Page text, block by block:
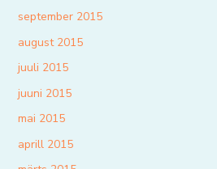
september 2015
august 2015
juuli 2015
juuni 2015
mai 2015
aprill 2015